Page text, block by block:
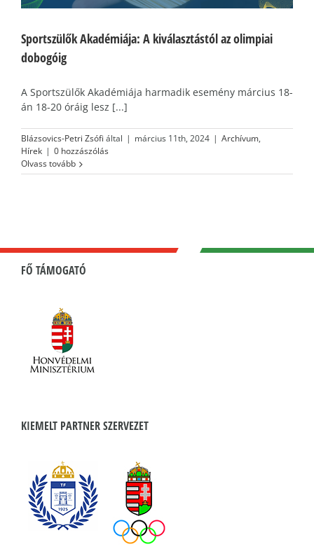
Sportszülők Akadémiája: A kiválasztástól az olimpiai
dobogóig
A Sportszülők Akadémiája harmadik esemény március 18-
án 18-20 óráig lesz [...]
Blázsovics-Petri Zsófi által | március 11th, 2024 | Archívum,
Hírek | 0 hozzászólás
Olvass tovább
FŐ TÁMOGATÓ
KIEMELT PARTNER SZERVEZET